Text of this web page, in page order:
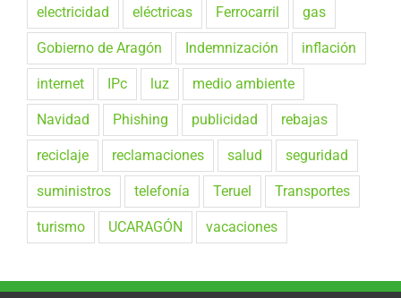
electricidad eléctricas Ferrocarril gas
Gobierno de Aragón Indemnización inflación
internet IPc luz medio ambiente
Navidad Phishing publicidad rebajas
reciclaje reclamaciones salud seguridad
suministros telefonía Teruel Transportes
turismo UCARAGÓN vacaciones